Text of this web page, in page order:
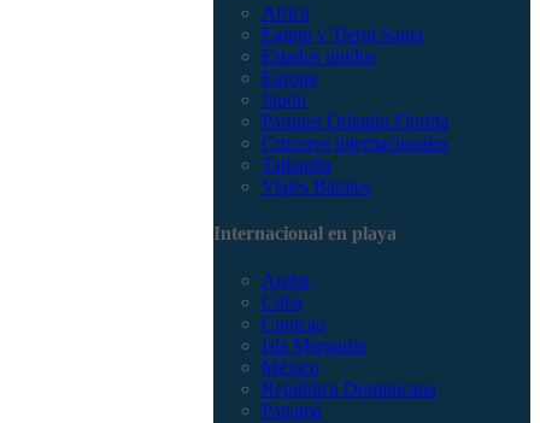
Africa
Egipto y Tierra Santa
Estados unidos
Europa
Japón
Parques Orlando Florida
Cruceros internacionales
Tailandia
Viajes Baratos
Internacional en playa
Aruba
Cuba
Curacao
Isla Margarita
México
República Dominicana
Panamá